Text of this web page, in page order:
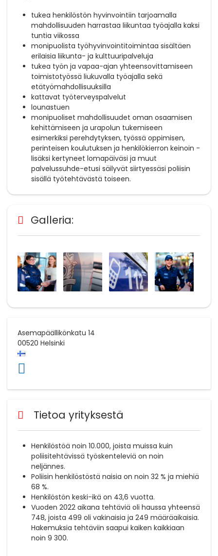
Asemapäällikönkatu 14
00520 Helsinki
Tietoa yrityksestä
Henkilöstöä noin 10.000, joista muissa kuin
poliisitehtävissä työskenteleviä on noin
neljännes.
Poliisin henkilöstöstä naisia on noin 32 % ja miehiä
68 %.
Henkilöstön keski-ikä on 43,6 vuotta.
Vuoden 2022 aikana tehtäviä oli haussa yhteensä
748, joista 499 oli vakinaisia ja 249 määräaikaisia.
Hakemuksia tehtäviin saapui kaiken kaikkiaan
noin 9 300.
Galleria:
tukea henkilöstön hyvinvointiin tarjoamalla
mahdollisuuden harrastaa liikuntaa työajalla kaksi
tuntia viikossa
monipuolista työhyvinvointitoimintaa sisältäen
erilaisia liikunta- ja kulttuuripalveluja
tukea työn ja vapaa-ajan yhteensovittamiseen
toimistotyössä liukuvalla työajalla sekä
etätyömahdollisuuksilla
kattavat työterveyspalvelut
lounastuen
monipuoliset mahdollisuudet oman osaamisen
kehittämiseen ja urapolun tukemiseen
esimerkiksi perehdytyksen, työssä oppimisen,
perinteisen koulutuksen ja henkilökierron keinoin -
lisäksi kertyneet lomapäiväsi ja muut
palvelussuhde-etusi säilyvät siirtyessäsi poliisin
sisällä työtehtävästä toiseen.